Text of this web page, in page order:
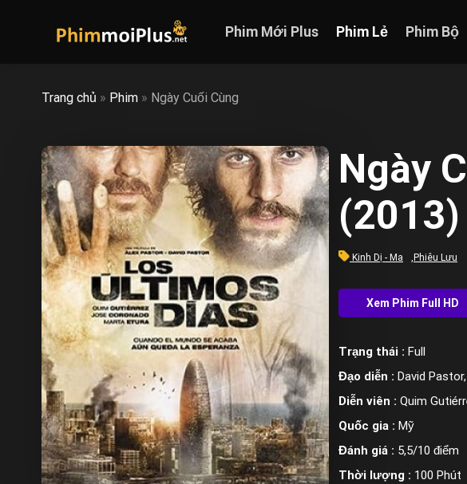
Phim Mới Plus Phim Lẻ Phim Bộ
Trang chủ » Phim » Ngày Cuối Cùng
Ngày
(2013)
Kinh Dị - Ma Phiêu Lưu
Trạng thái : Full
Đạo diễn : David
Diễn viên : Quim
Quốc gia : Mỹ
Đánh giá : 5,5/10 điểm
Thời lượng : 100 Phút